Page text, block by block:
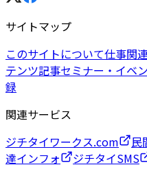
サイトマップ
このサイトについて仕事関
テンツ記事セミナー・イベ
録
関連サービス
ジチタイワークス.com
民
達インフォ
ジチタイSMS